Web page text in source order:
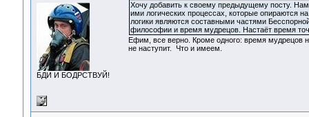
БДИ И БОДРСТВУЙ!
Хочу добавить к своему предыдущему посту.
ими логических процессах, которые опираются
логики являются составными частями
философии и время мудрецов. Настаёт время
Ефим, все верно. Кроме одного: время мудрецов
не наступит. Что и имеем.